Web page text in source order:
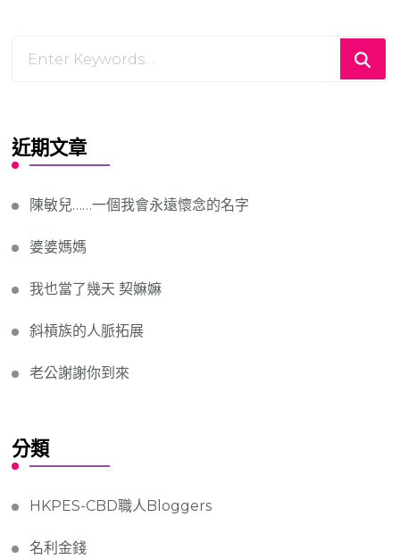
for
近期文章
陳敏兒……一個我會永遠懷念的名字
婆婆媽媽
我也當了幾天 契嫲嫲
斜槓族的人脈拓展
老公謝謝你到來
分類
HKPES-CBD職人Bloggers
名利金錢